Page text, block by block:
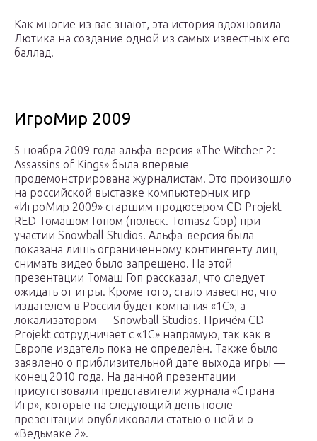
Как многие из вас знают, эта история вдохновила
Лютика на создание одной из самых известных его
баллад.
ИгроМир 2009
5 ноября 2009 года альфа-версия «The Witcher 2:
Assassins of Kings» была впервые
продемонстрирована журналистам. Это произошло
на российской выставке компьютерных игр
«ИгроМир 2009» старшим продюсером CD Projekt
RED Томашом Гопом (польск. Tomasz Gop) при
участии Snowball Studios. Альфа-версия была
показана лишь ограниченному контингенту лиц,
снимать видео было запрещено. На этой
презентации Томаш Гоп рассказал, что следует
ожидать от игры. Кроме того, стало известно, что
издателем в России будет компания «1С», а
локализатором — Snowball Studios. Причём CD
Projekt сотрудничает с «1С» напрямую, так как в
Европе издатель пока не определён. Также было
заявлено о приблизительной дате выхода игры —
конец 2010 года. На данной презентации
присутствовали представители журнала «Страна
Игр», которые на следующий день после
презентации опубликовали статью о ней и о
«Ведьмаке 2».